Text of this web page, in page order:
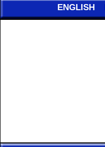
ENGLISH